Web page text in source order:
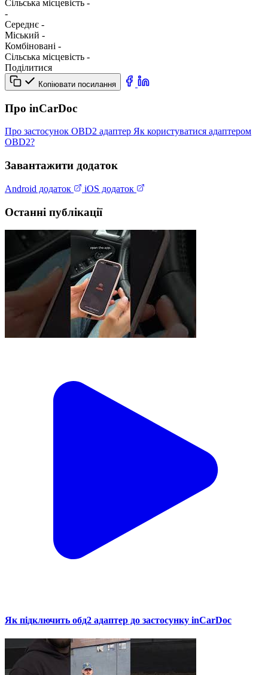
Сільська місцевість -
-
Середнє -
Міський -
Комбіновані -
Сільська місцевість -
Поділитися
Копіювати посилання
Про inCarDoc
Про застосунок OBD2 адаптер Як користуватися адаптером
OBD2?
Завантажити додаток
Android додаток iOS додаток
Останні публікації
Як підключить обд2 адаптер до застосунку inCarDoc